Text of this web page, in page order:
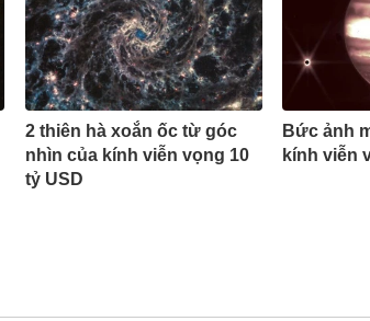
2 thiên hà xoắn ốc từ góc
nhìn của kính viễn vọng 10
tỷ USD
Bức ảnh
kính viễn